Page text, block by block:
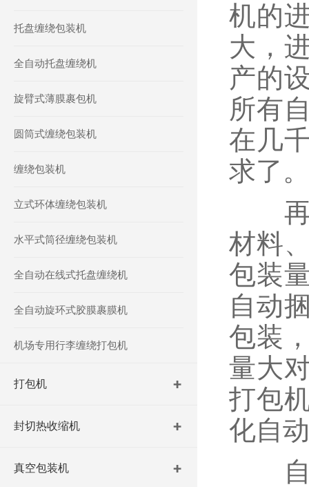
托盘缠绕包装机
全自动托盘缠绕机
旋臂式薄膜裹包机
圆筒式缠绕包装机
缠绕包装机
立式环体缠绕包装机
水平式筒径缠绕包装机
全自动在线式托盘缠绕机
全自动旋环式胶膜裹膜机
机场专用行李缠绕打包机
打包机
封切热收缩机
真空包装机
机的
大，
产的
所有
在几
求了。
再
材料
包装
自动
包装
量大
打包
化自
自